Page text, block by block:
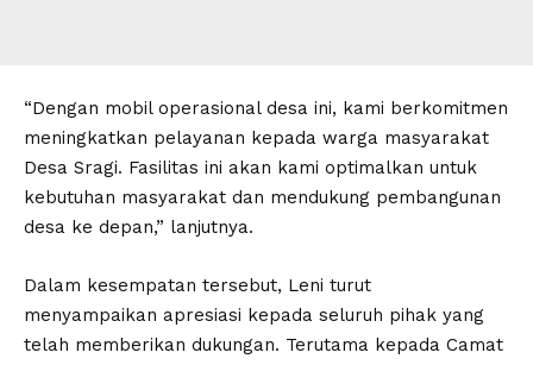
“Dengan mobil operasional desa ini, kami berkomitmen
meningkatkan pelayanan kepada warga masyarakat
Desa Sragi. Fasilitas ini akan kami optimalkan untuk
kebutuhan masyarakat dan mendukung pembangunan
desa ke depan,” lanjutnya.
Dalam kesempatan tersebut, Leni turut
menyampaikan apresiasi kepada seluruh pihak yang
telah memberikan dukungan. Terutama kepada Camat